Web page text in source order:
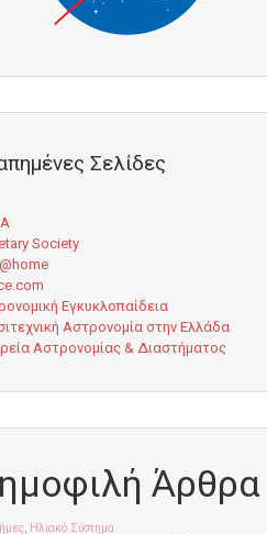
Σελίδες
Society
Εγκυκλοπαίδεια
Αστρονομία στην Ελλάδα
Αστρονομίας & Διαστήματος
Άρθρα